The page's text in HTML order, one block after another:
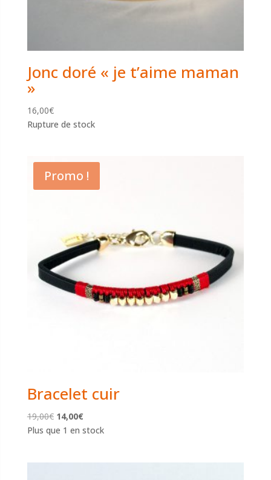
Jonc doré « je t’aime maman
»
16,00€
Rupture de stock
Promo !
Bracelet cuir
19,00€ Le
prix
14,00€Le
prix
Plus que 1 en stock